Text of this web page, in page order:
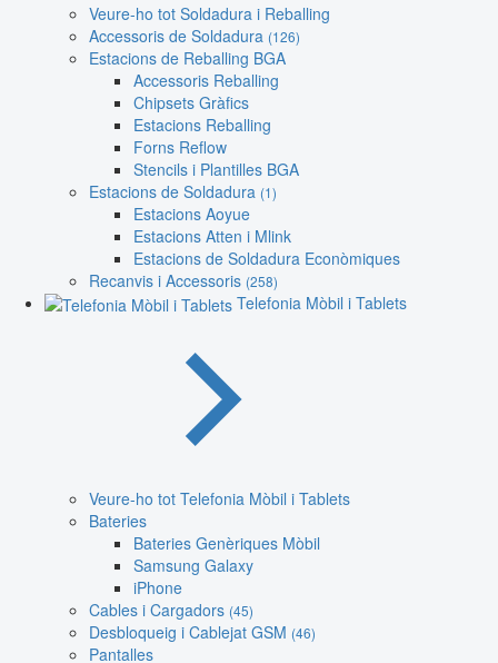
Veure-ho tot Soldadura i Reballing
Accessoris de Soldadura (126)
Estacions de Reballing BGA
Accessoris Reballing
Chipsets Gràfics
Estacions Reballing
Forns Reflow
Stencils i Plantilles BGA
Estacions de Soldadura (1)
Estacions Aoyue
Estacions Atten i Mlink
Estacions de Soldadura Econòmiques
Recanvis i Accessoris (258)
Telefonia Mòbil i Tablets
Veure-ho tot Telefonia Mòbil i Tablets
Bateries
Bateries Genèriques Mòbil
Samsung Galaxy
iPhone
Cables i Cargadors (45)
Desbloqueig i Cablejat GSM (46)
Pantalles